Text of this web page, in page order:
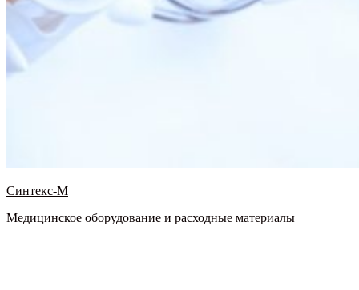
Синтекс-М
Медицинское оборудование и расходные материалы